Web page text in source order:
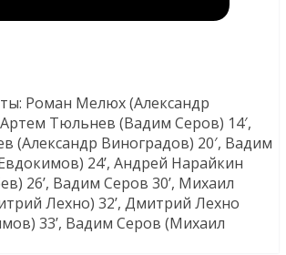
Роман Мелюх (Александр
Артем Тюльнев (Вадим Серов) 14′,
(Александр Виноградов) 20′, Вадим
24’, Андрей Нарайкин
26’, Вадим Серов 30’, Михаил
Лехно) 32’, Дмитрий Лехно
33’, Вадим Серов (Михаил